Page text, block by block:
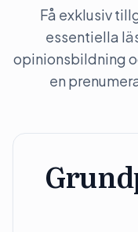
Få exklusiv
essentiella
opinionsbildning
en